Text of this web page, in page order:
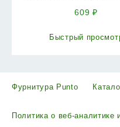
609₽
Быстрый
Фурнитура Punto
Политика о веб-